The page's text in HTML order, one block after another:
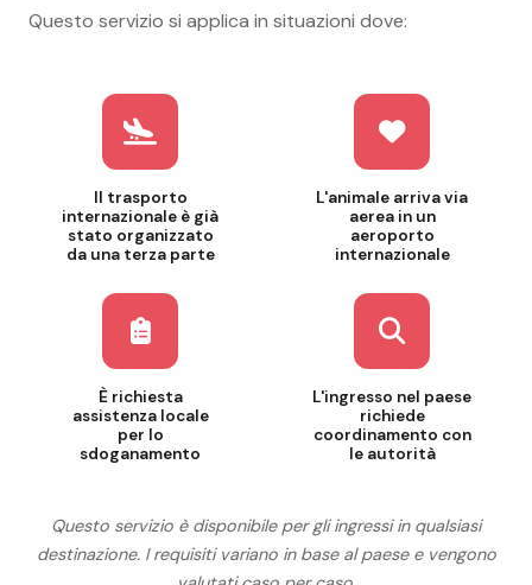
Questo servizio si applica in situazioni dove:
Il trasporto
internazionale è già
stato organizzato
da una terza parte
L'animale arriva via
aerea in un
aeroporto
internazionale
È richiesta
assistenza locale
per lo
sdoganamento
L'ingresso nel paese
richiede
coordinamento con
le autorità
Questo servizio è disponibile per gli ingressi in qualsiasi
destinazione. I requisiti variano in base al paese e vengono